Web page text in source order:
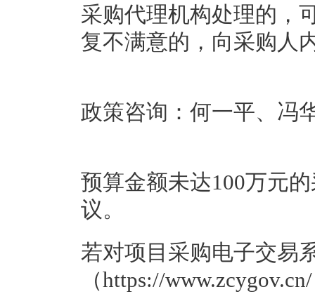
采购代理机构处理的，
复不满意的，向采购人
政策咨询：何一平、冯
预算金额未达100万元
议。
若对项目采购电子交易
（https://